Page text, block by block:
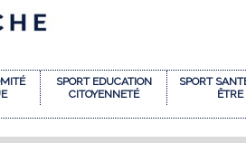
SPORT EDUCATION
CITOYENNETÉ
SPORT
ÊTRE